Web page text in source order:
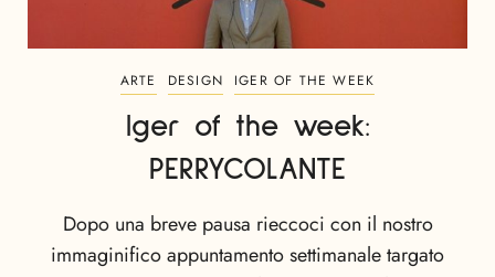
ARTE DESIGN IGER OF THE WEEK
Iger of the week:
PERRYCOLANTE
Dopo una breve pausa rieccoci con il nostro
immaginifico appuntamento settimanale targato